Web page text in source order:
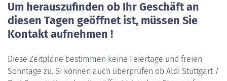
Um herauszufinden ob Ihr Geschäft an
diesen Tagen geöffnet ist, müssen Sie
Kontakt aufnehmen !
Diese Zeitpläne bestimmen keine Feiertage und freien
Sonntage zu. Si können auch überprüfen ob Aldi Stuttgart /